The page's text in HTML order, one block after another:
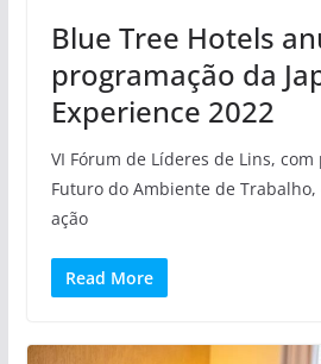
Blue Tree Hotels
programação da
Experience 2022
VI Fórum de Líderes de Lins,
Futuro do Ambiente de
ação
Read More